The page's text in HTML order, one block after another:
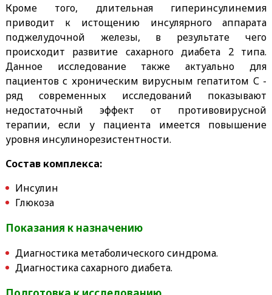
Кроме того, длительная гиперинсулинемия
приводит к истощению инсулярного аппарата
поджелудочной железы, в результате чего
происходит развитие сахарного диабета 2 типа.
Данное исследование также актуально для
пациентов с хроническим вирусным гепатитом С -
ряд современных исследований показывают
недостаточный эффект от противовирусной
терапии, если у пациента имеется повышение
уровня инсулинорезистентности.
Состав комплекса:
Инсулин
Глюкоза
Показания к назначению
Диагностика метаболического синдрома.
Диагностика сахарного диабета.